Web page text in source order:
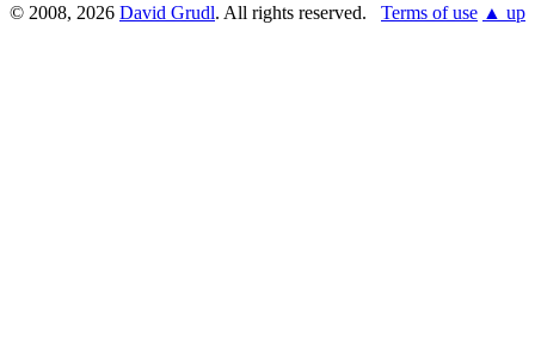
© 2008, 2026 David Grudl. All rights reserved. Terms of use ▲ up